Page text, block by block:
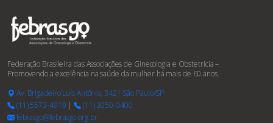
Federação Brasileira das Associações de Ginecologia e Obstetrícia –
Promovendo a excelência na saúde da mulher há mais de 60 anos.
Av. Brigadeiro Luís Antônio, 3421 São Paulo/SP
(11) 5573-4919 |
(11) 3050-0400
febrasgo@febrasgo.org.br